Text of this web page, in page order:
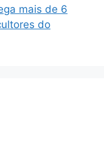
mais de 6
do